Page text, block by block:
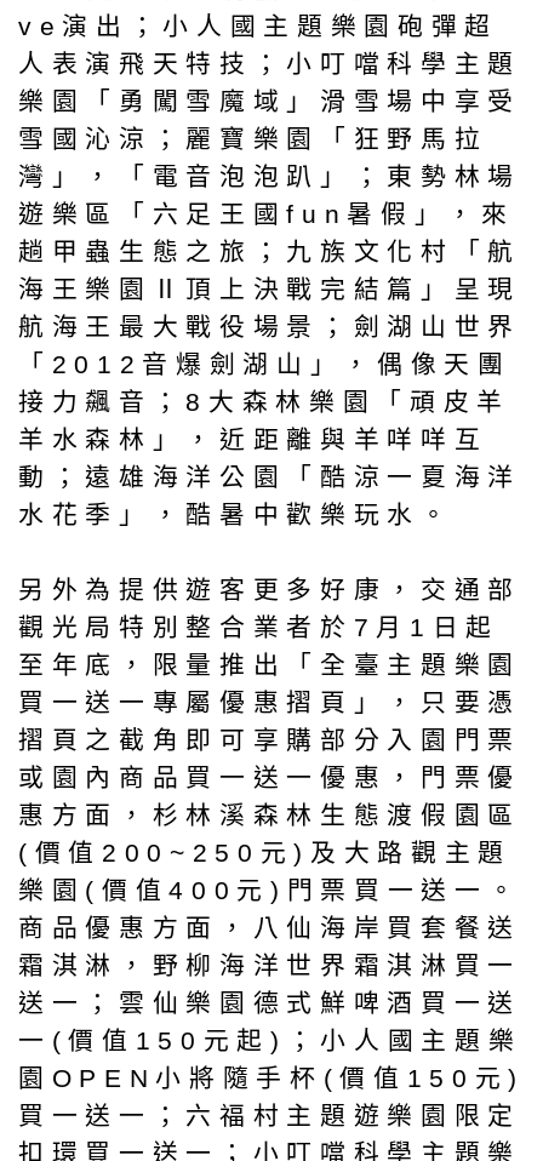
ve演出；小人國主題樂園砲彈超
人表演飛天特技；小叮噹科學主題
樂園「勇闖雪魔域」滑雪場中享受
雪國沁涼；麗寶樂園「狂野馬拉
灣」，「電音泡泡趴」；東勢林場
遊樂區「六足王國fun暑假」，來
趟甲蟲生態之旅；九族文化村「航
海王樂園Ⅱ頂上決戰完結篇」呈現
航海王最大戰役場景；劍湖山世界
「2012音爆劍湖山」，偶像天團
接力飆音；8大森林樂園「頑皮羊
羊水森林」，近距離與羊咩咩互
動；遠雄海洋公園「酷涼一夏海洋
水花季」，酷暑中歡樂玩水。
另外為提供遊客更多好康，交通部
觀光局特別整合業者於7月1日起
至年底，限量推出「全臺主題樂園
買一送一專屬優惠摺頁」，只要憑
摺頁之截角即可享購部分入園門票
或園內商品買一送一優惠，門票優
惠方面，杉林溪森林生態渡假園區
(價值200~250元)及大路觀主題
樂園(價值400元)門票買一送一。
商品優惠方面，八仙海岸買套餐送
霜淇淋，野柳海洋世界霜淇淋買一
送一；雲仙樂園德式鮮啤酒買一送
一(價值150元起)；小人國主題樂
園OPEN小將隨手杯(價值150元)
買一送一；六福村主題遊樂園限定
扣環買一送一；小叮噹科學主題樂